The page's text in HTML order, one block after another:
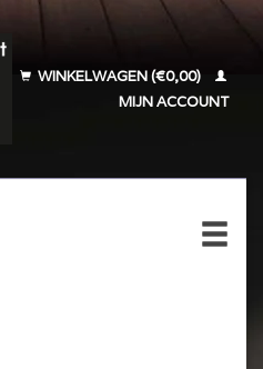
WINKELWAGEN (€0,00)
MIJN ACCOUNT